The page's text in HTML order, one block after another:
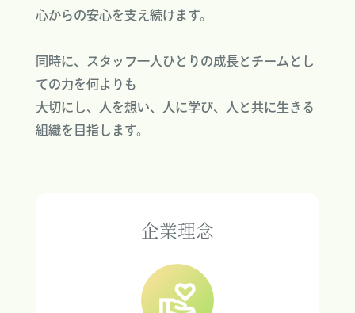
心からの安心を支え続けます。
同時に、スタッフ一人ひとりの成長とチームとし
ての力を何よりも
大切にし、人を想い、人に学び、人と共に生きる
組織を目指します。
企業理念